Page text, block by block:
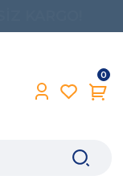
0